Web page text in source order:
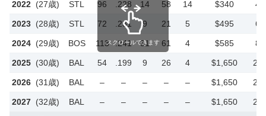
2022 (27歳) STL 96 .228 14 58 14 $340 4
2023 (28歳) STL 72 .231 9 21 5 $495 6
2024 (29歳) BOS 113 .241 31 61 4 $585 8
2025 (30歳) BAL 54 .199 9 26 4 $1,650 24
2026 (31歳) BAL – – – – – $1,650 24
2027 (32歳) BAL – – – – – $1,650 24
スクロールできます